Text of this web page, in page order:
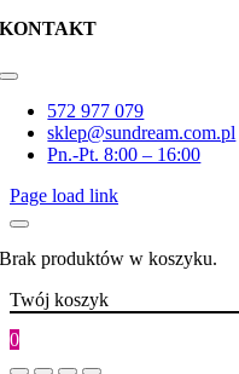
KONTAKT
Toggle
Navigation572 977 079
sklep@sundream.com.pl
Pn.-Pt. 8:00 – 16:00
Page load link
Brak produktów w koszyku.
Twój koszyk
0